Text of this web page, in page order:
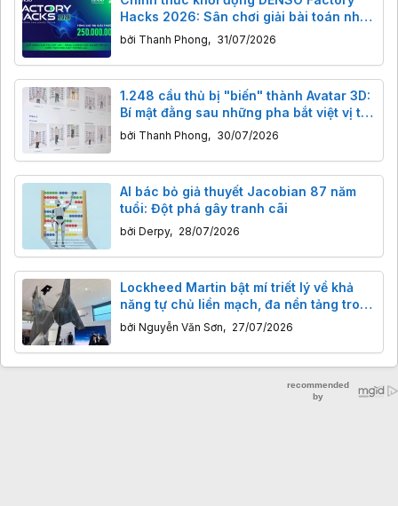
Hacks 2026: Sân chơi giải bài toán nhà
máy thông minh cho giới trẻ Việt
bởi Thanh Phong, 31/07/2026
1.248 cầu thủ bị "biến" thành Avatar 3D:
Bí mật đằng sau những pha bắt việt vị tại
World Cup 2026
bởi Thanh Phong, 30/07/2026
AI bác bỏ giả thuyết Jacobian 87 năm
tuổi: Đột phá gây tranh cãi
bởi Derpy, 28/07/2026
Lockheed Martin bật mí triết lý về khả
năng tự chủ liền mạch, đa nền tảng trong
các chiến trường tương lai
bởi Nguyễn Văn Sơn, 27/07/2026